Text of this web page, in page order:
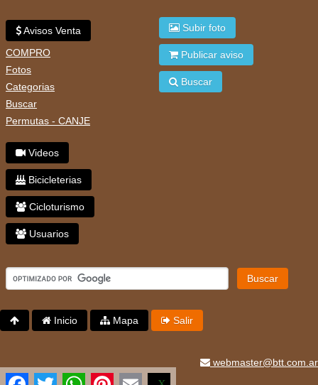
Avisos Venta
COMPRO
Fotos
Categorias
Buscar
Permutas - CANJE
Videos
Bicicleterias
Cicloturismo
Usuarios
Subir foto
Publicar aviso
Buscar
Buscar
Inicio Mapa Salir
webmaster@btt.com.ar
Facebook
Twitter WhatsApp
PinterestEmail